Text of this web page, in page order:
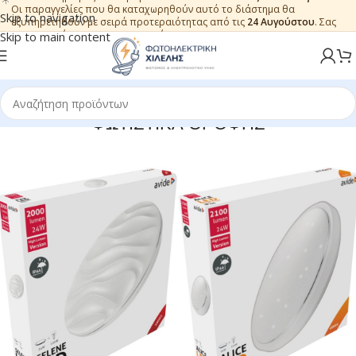
Skip to navigation
Skip to main content
Οι παραγγελίες που θα καταχωρηθούν αυτό το διάστημα θα
εξυπηρετηθούν με σειρά προτεραιότητας από τις 24 Αυγούστου. Σας
ευχαριστούμε για την εμπιστοσύνη.
ΦΩΤΙΣΤΙΚΑ ΟΡΟΦΗΣ